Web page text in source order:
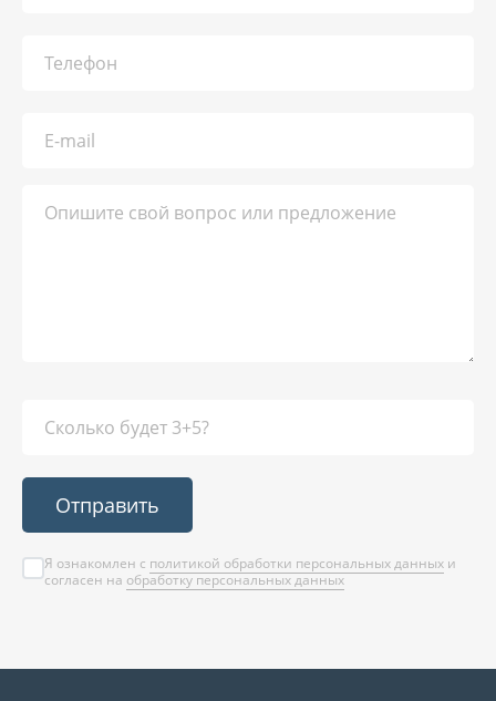
Отправить
Я ознакомлен с политикой обработки персональных данных и
согласен на обработку персональных данных